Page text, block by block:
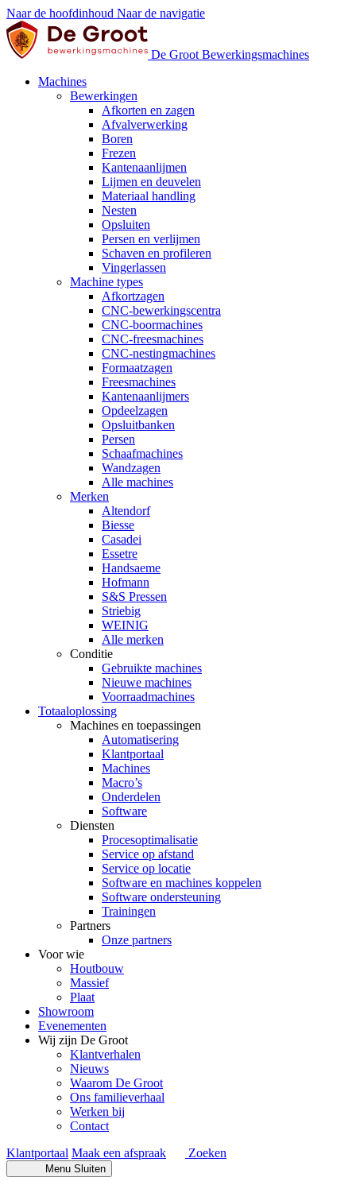
Naar de hoofdinhoud Naar de navigatie
De Groot Bewerkingsmachines
Machines
Bewerkingen
Afkorten en zagen
Afvalverwerking
Boren
Frezen
Kantenaanlijmen
Lijmen en deuvelen
Materiaal handling
Nesten
Opsluiten
Persen en verlijmen
Schaven en profileren
Vingerlassen
Machine types
Afkortzagen
CNC-bewerkingscentra
CNC-boormachines
CNC-freesmachines
CNC-nestingmachines
Formaatzagen
Freesmachines
Kantenaanlijmers
Opdeelzagen
Opsluitbanken
Persen
Schaafmachines
Wandzagen
Alle machines
Merken
Altendorf
Biesse
Casadei
Essetre
Handsaeme
Hofmann
S&S Pressen
Striebig
WEINIG
Alle merken
Conditie
Gebruikte machines
Nieuwe machines
Voorraadmachines
Totaaloplossing
Machines en toepassingen
Automatisering
Klantportaal
Machines
Macro’s
Onderdelen
Software
Diensten
Procesoptimalisatie
Service op afstand
Service op locatie
Software en machines koppelen
Software ondersteuning
Trainingen
Partners
Onze partners
Voor wie
Houtbouw
Massief
Plaat
Showroom
Evenementen
Wij zijn De Groot
Klantverhalen
Nieuws
Waarom De Groot
Ons familieverhaal
Werken bij
Contact
Klantportaal Maak een afspraak Zoeken
Menu Sluiten